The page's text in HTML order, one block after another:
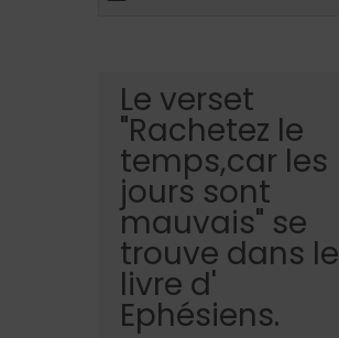
Le verset
"Rachetez le
temps,car les
jours sont
mauvais" se
trouve dans le
livre d'
Ephésiens.